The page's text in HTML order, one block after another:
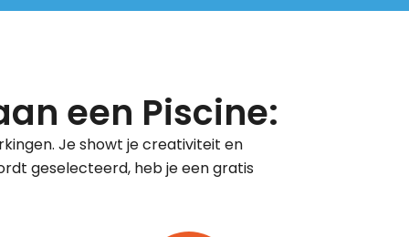
een Piscine:
Je showt je creativiteit en
geselecteerd, heb je een gratis